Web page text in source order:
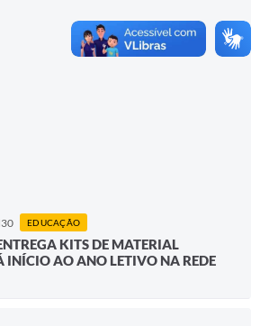
EDUCAÇÃO
KITS DE MATERIAL
INÍCIO AO ANO LETIVO NA REDE